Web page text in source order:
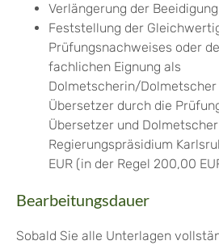
Verlängerung der
Feststellung der
Prüfungsnachweises oder
fachlichen Eignung als
Dolmetscherin/
Übersetzer durch die
Übersetzer und
Regierungspräsidium
EUR (in der Regel 200,00
Bearbeitungsdauer
Sobald Sie alle Unterlagen